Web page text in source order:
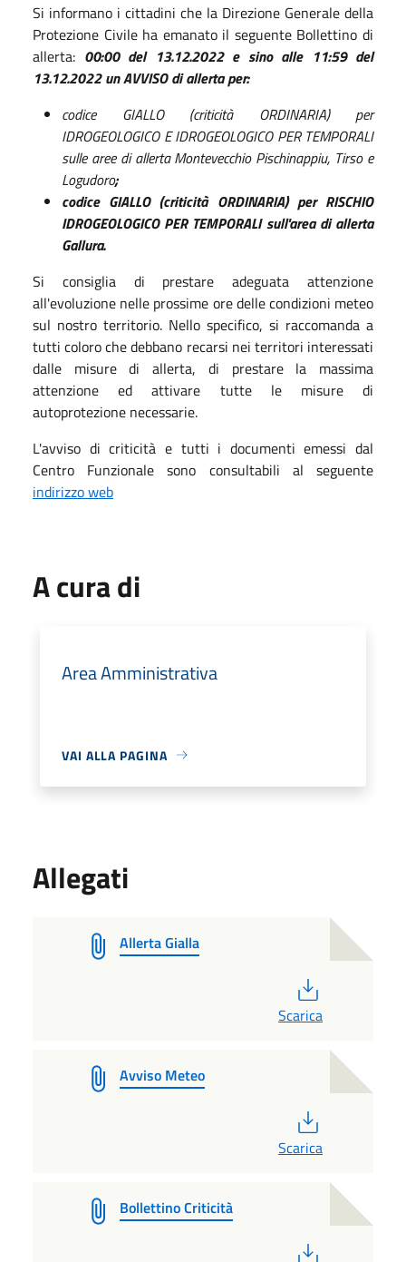
Si informano i cittadini che la Direzione Generale della
Protezione Civile ha emanato il seguente Bollettino di
allerta: 00:00 del 13.12.2022 e sino alle 11:59 del
13.12.2022 un AVVISO di allerta per:
codice GIALLO (criticità ORDINARIA) per
IDROGEOLOGICO E IDROGEOLOGICO PER TEMPORALI
sulle aree di allerta Montevecchio Pischinappiu, Tirso e
Logudoro;
codice GIALLO (criticità ORDINARIA) per RISCHIO
IDROGEOLOGICO PER TEMPORALI sull'area di allerta
Gallura.
Si consiglia di prestare adeguata attenzione
all'evoluzione nelle prossime ore delle condizioni meteo
sul nostro territorio. Nello specifico, si raccomanda a
tutti coloro che debbano recarsi nei territori interessati
dalle misure di allerta, di prestare la massima
attenzione ed attivare tutte le misure di
autoprotezione necessarie.
L'avviso di criticità e tutti i documenti emessi dal
Centro Funzionale sono consultabili al seguente
indirizzo web
A cura di
Area Amministrativa
VAI ALLA PAGINA
Allegati
Allerta Gialla
Scarica
Avviso Meteo
Scarica
Bollettino Criticità